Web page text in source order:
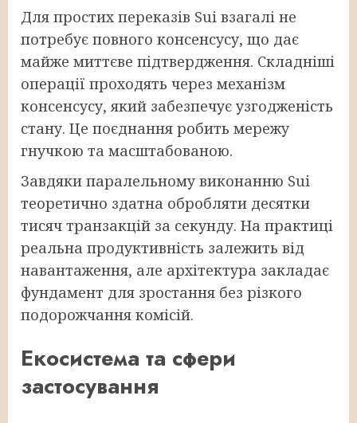
Для простих переказів Sui взагалі не
потребує повного консенсусу, що дає
майже миттєве підтвердження. Складніші
операції проходять через механізм
консенсусу, який забезпечує узгодженість
стану. Це поєднання робить мережу
гнучкою та масштабованою.
Завдяки паралельному виконанню Sui
теоретично здатна обробляти десятки
тисяч транзакцій за секунду. На практиці
реальна продуктивність залежить від
навантаження, але архітектура закладає
фундамент для зростання без різкого
подорожчання комісій.
Екосистема та сфери
застосування